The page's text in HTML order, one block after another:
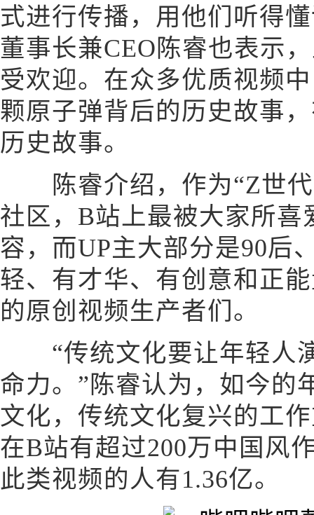
式进行传播，用他们听得
董事长兼CEO陈睿也表示
受欢迎。在众多优质视频
颗原子弹背后的历史故事
历史故事。
陈睿介绍，作为“Z世代
社区，B站上最被大家所喜
容，而UP主大部分是90后
轻、有才华、有创意和正
的原创视频生产者们。
“传统文化要让年轻人
命力。”陈睿认为，如今的
文化，传统文化复兴的工
在B站有超过200万中国风
此类视频的人有1.36亿。